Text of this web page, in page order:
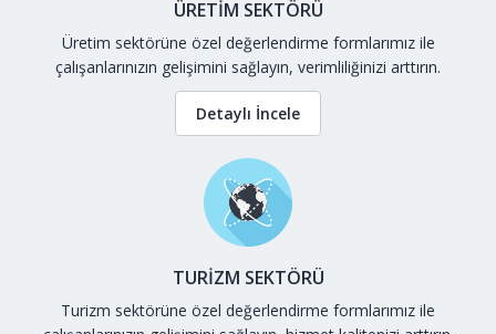
ÜRETİM SEKTÖRÜ
Üretim sektörüne özel değerlendirme formlarımız ile
çalışanlarınızın gelişimini sağlayın, verimliliğinizi arttırın.
Detaylı İncele
TURİZM SEKTÖRÜ
Turizm sektörüne özel değerlendirme formlarımız ile